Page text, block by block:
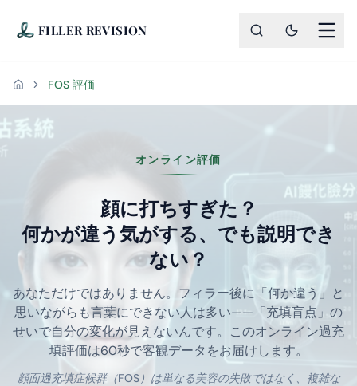
FILLER REVISION
ホーム FOS 評価
オンライン AI パンパン顔診断
オンライン評価
顔に打ちすぎた？
何かが違う気がする、でも説明でき
ない？
あなただけではありません。フィラー後に「何か違う」と
思いながらも言葉にできない人は多い——「充填盲点」の
せいで自分の変化が見えないんです。このオンライン過充
填評価は60秒で客観データをお届けします。
顔面過充填症候群（FOS）は単なる美容の失敗ではなく、複雑な